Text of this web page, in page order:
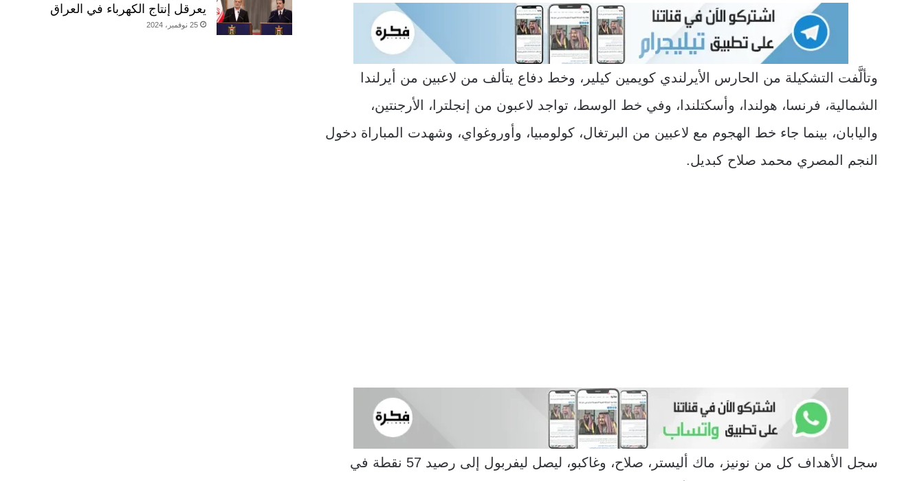
وتألَّفت التشكيلة من الحارس الأيرلندي كويمين كيلير، وخط دفاع يتألف من لاعبين من أيرلندا
الشمالية، فرنسا، هولندا، وأسكتلندا، وفي خط الوسط، تواجد لاعبون من إنجلترا، الأرجنتين،
واليابان، بينما جاء خط الهجوم مع لاعبين من البرتغال، كولومبيا، وأوروغواي، وشهدت المباراة دخول
النجم المصري محمد صلاح كبديل.
سجل الأهداف كل من نونيز، ماك أليستر، صلاح، وغاكبو، ليصل ليفربول إلى رصيد 57 نقطة في
يعرقل إنتاج الكهرباء في العراق
25 نوفمبر، 2024